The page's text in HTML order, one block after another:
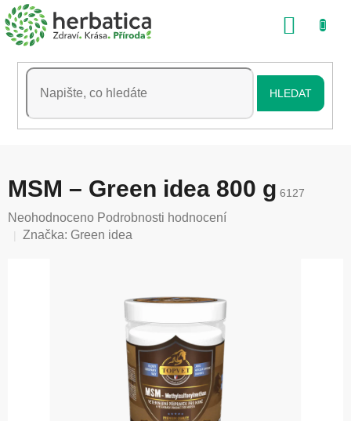
Přejít
na
obsah
HLEDAT
MSM – Green idea 800 g 6127
Průměrné
hodnocení
Neohodnoceno Podrobnosti hodnocení
Značka: Green idea